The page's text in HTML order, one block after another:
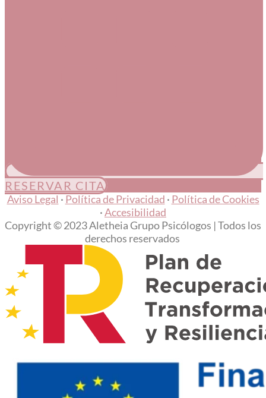
RESERVAR CITA
Aviso Legal · Política de Privacidad · Política de Cookies
·Accesibilidad
Copyright © 2023 Aletheia Grupo Psicólogos | Todos los
derechos reservados